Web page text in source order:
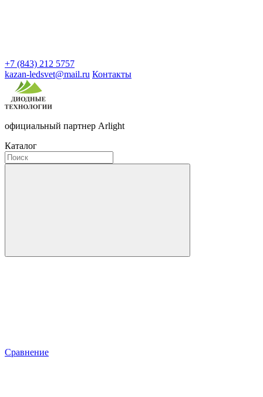
+7 (843) 212 5757
kazan-ledsvet@mail.ru Контакты
официальный партнер Arlight
Каталог
Сравнение